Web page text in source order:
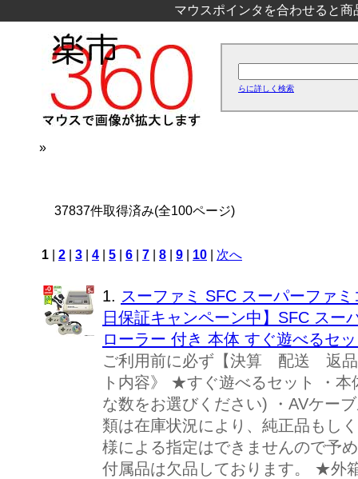
マウスポインタを合わせると
らに詳しく検索
»
37837件取得済み(全100ページ)
1 2 3 4 5 6 7 8 9 10 次へ
1. スーファミ SFC スーパーファ
日保証キャンペーン中】SFC スー
ローラー 付き 本体 すぐ遊べるセ
ご利用前に必ず【決算 配送 返品
ト内容》 ★すぐ遊べるセット ・
な数をお選びください) ・AVケー
類は在庫状況により、純正品も
様による指定はできませんので予
付属品は欠品しております。 ★外